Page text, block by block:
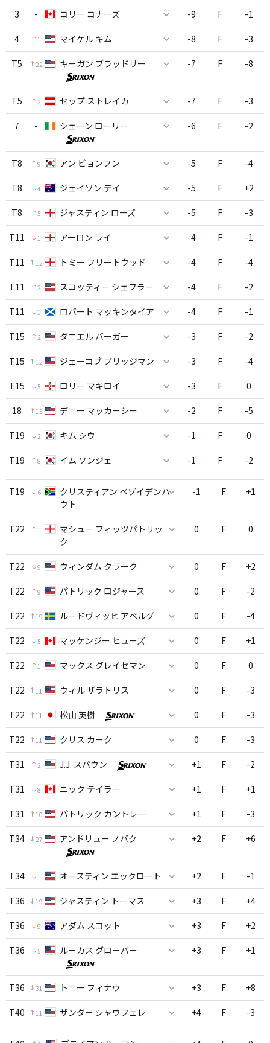
3 - コリー コナーズ -9 F -1
4 1 マイケル キム -8 F -3
T5 22 キーガン ブラッドリー -7 F -8
T5 2 セップ ストレイカ -7 F -3
7 - シェーン ローリー -6 F -2
T8 9 アン ビョンフン -5 F -4
T8 4 ジェイソン デイ -5 F +2
T8 5 ジャスティン ローズ -5 F -3
T11 1 アーロン ライ -4 F -1
T11 12 トミー フリートウッド -4 F -4
T11 2 スコッティー シェフラー -4 F -2
T11 1 ロバート マッキンタイア -4 F -1
T15 2 ダニエル バーガー -3 F -2
T15 12 ジェーコブ ブリッジマン -3 F -4
T15 5 ロリー マキロイ -3 F 0
18 15 デニー マッカーシー -2 F -5
T19 2 キム シウ -1 F 0
T19 8 イム ソンジェ -1 F -2
T19 6
クリスティアン ベゾイデンハ
ウト
-1 F +1
T22 1
マシュー フィッツパトリッ
ク
0 F 0
T22 9 ウィンダム クラーク 0 F +2
T22 9 パトリック ロジャース 0 F -2
T22 19 ルードヴィッヒ アベルグ 0 F -4
T22 5 マッケンジー ヒューズ 0 F +1
T22 1 マックス グレイセマン 0 F 0
T22 11 ウィル ザラトリス 0 F -3
T22 11 松山 英樹 0 F -3
T22 11 クリス カーク 0 F -3
T31 2 J.J. スパウン +1 F -2
T31 8 ニック テイラー +1 F +1
T31 10 パトリック カントレー +1 F -3
T34 27 アンドリュー ノバク +2 F +6
T34 1 オースティン エックロート +2 F -1
T36 19 ジャスティン トーマス +3 F +4
T36 9 アダム スコット +3 F +2
T36 5 ルーカス グローバー +3 F +1
T36 31 トニー フィナウ +3 F +8
T40 11 ザンダー シャウフェレ +4 F -3